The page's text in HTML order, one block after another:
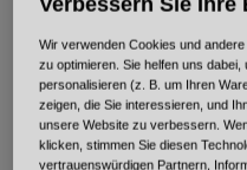
Farben -Fluoreszierendes
Wir verwenden Cookies und
zu optimieren. Sie helfen uns
personalisieren (z. B. um Ihren
zeigen, die Sie interessieren, und
unsere Website zu verbessern.
klicken, stimmen Sie diesen
vertrauenswürdigen Partnern,